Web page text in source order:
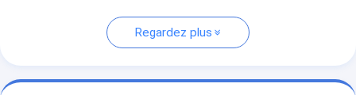
Regardez plus